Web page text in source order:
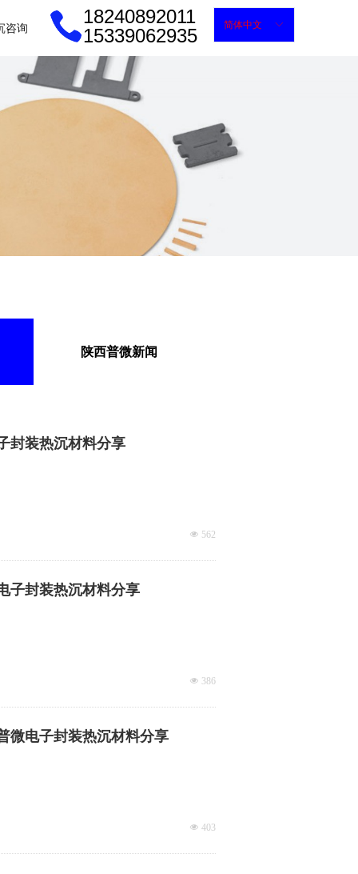
咨询 ꀅ
简体中文
18240892011
15339062935
陕西普微新闻
封装热沉材料分享
넶 562
子封装热沉材料分享
넶 386
微电子封装热沉材料分享
넶 403